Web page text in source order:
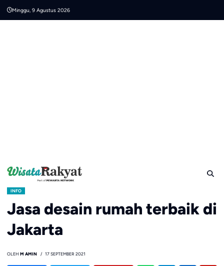
Minggu, 9 Agustus 2026
INFO
Jasa desain rumah terbaik di
Jakarta
OLEH M AMIN 17 SEPTEMBER 2021